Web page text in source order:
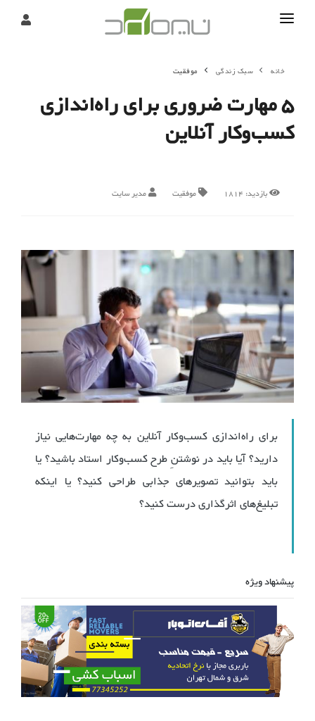
درباره
تحریریه
خانه سبک زندگی موفقیت
۵ مهارت ضروری برای راه‌اندازی
کسب‌وکار آنلاین
بازدید: 1814 موفقیت مدیر سایت
برای راه‌اندازی کسب‌و‌کار آنلاین به چه مهارت‌هایی نیاز
دارید؟ آیا باید در نوشتنِ طرح کسب‌و‌کار استاد باشید؟ یا
باید بتوانید تصویرهای جذابی طراحی کنید؟ یا اینکه
تبلیغ‌های اثرگذاری درست کنید؟
پیشنهاد ویژه